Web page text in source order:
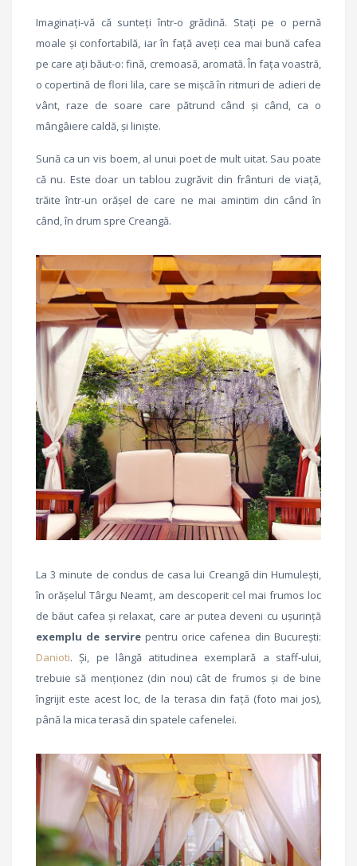
Imaginați-vă că sunteți într-o grădină. Stați pe o pernă
moale și confortabilă, iar în față aveți cea mai bună cafea
pe care ați băut-o: fină, cremoasă, aromată. În fața voastră,
o copertină de flori lila, care se mișcă în ritmuri de adieri de
vânt, raze de soare care pătrund când și când, ca o
mângâiere caldă, și liniște.
Sună ca un vis boem, al unui poet de mult uitat. Sau poate
că nu. Este doar un tablou zugrăvit din frânturi de viață,
trăite într-un orășel de care ne mai amintim din când în
când, în drum spre Creangă.
La 3 minute de condus de casa lui Creangă din Humulești,
în orășelul Târgu Neamț, am descoperit cel mai frumos loc
de băut cafea și relaxat, care ar putea deveni cu ușurință
exemplu de servire pentru orice cafenea din București:
Danioti. Și, pe lângă atitudinea exemplară a staff-ului,
trebuie să menționez (din nou) cât de frumos și de bine
îngrijit este acest loc, de la terasa din față (foto mai jos),
până la mica terasă din spatele cafenelei.